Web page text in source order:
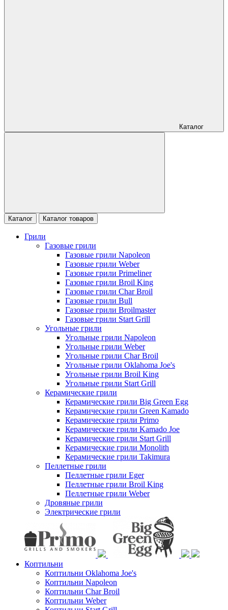
Каталог
Каталог Каталог товаров
Грили
Газовые грили
Газовые грили Napoleon
Газовые грили Weber
Газовые грили Primeliner
Газовые грили Broil King
Газовые грили Char Broil
Газовые грили Bull
Газовые грили Broilmaster
Газовые грили Start Grill
Угольные грили
Угольные грили Napoleon
Угольные грили Weber
Угольные грили Char Broil
Угольные грили Oklahoma Joe's
Угольные грили Broil King
Угольные грили Start Grill
Керамические грили
Керамические грили Big Green Egg
Керамические грили Green Kamado
Керамические грили Primo
Керамические грили Kamado Joe
Керамические грили Start Grill
Керамические грили Monolith
Керамические грили Takimura
Пеллетные грили
Пеллетные грили Eger
Пеллетные грили Broil King
Пеллетные грили Weber
Дровяные грили
Электрические грили
Коптильни
Коптильни Oklahoma Joe's
Коптильни Napoleon
Коптильни Char Broil
Коптильни Weber